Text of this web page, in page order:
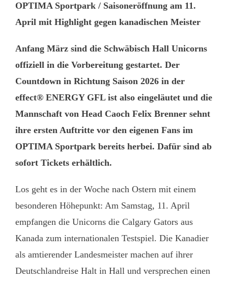
OPTIMA Sportpark / Saisoneröffnung am 11.
April mit Highlight gegen kanadischen Meister
Anfang März sind die Schwäbisch Hall Unicorns
offiziell in die Vorbereitung gestartet. Der
Countdown in Richtung Saison 2026 in der
effect® ENERGY GFL ist also eingeläutet und die
Mannschaft von Head Caoch Felix Brenner sehnt
ihre ersten Auftritte vor den eigenen Fans im
OPTIMA Sportpark bereits herbei. Dafür sind ab
sofort Tickets erhältlich.
Los geht es in der Woche nach Ostern mit einem
besonderen Höhepunkt: Am Samstag, 11. April
empfangen die Unicorns die Calgary Gators aus
Kanada zum internationalen Testspiel. Die Kanadier
als amtierender Landesmeister machen auf ihrer
Deutschlandreise Halt in Hall und versprechen einen